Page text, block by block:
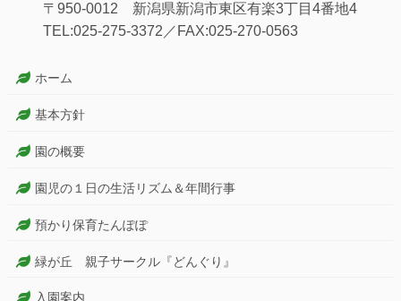
〒950-0012 新潟県新潟市東区有楽3丁目4番地4
TEL:025-275-3372／FAX:025-270-0563
ホーム
基本方針
園の概要
園児の１日の生活リズム＆年間行事
預かり保育たんぽぽ
緑が丘 親子サークル『どんぐり』
入園案内